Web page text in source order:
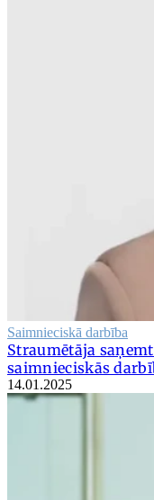
Saimnieciskā darbība
Straumētāja
saimnieciskās
14.01.2025